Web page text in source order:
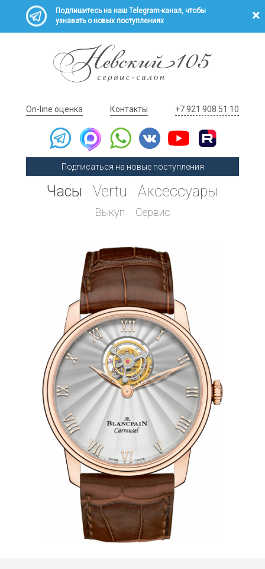
Подпишитесь на наш Telegram-канал, чтобы
узнавать о новых поступлениях
On-line оценка Контакты +7 921 908 51 10
Подписаться на новые поступления
Часы Vertu Аксессуары
Выкуп Сервис